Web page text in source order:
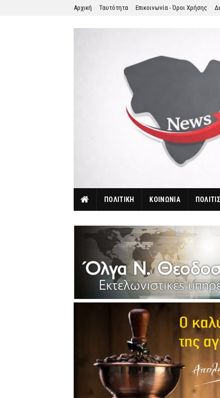
Αρχική Ταυτότητα Επικοινωνία - Όροι Χρήσης
ΠΟΛΙΤΙΚΗ ΚΟΙΝΩΝΙΑ